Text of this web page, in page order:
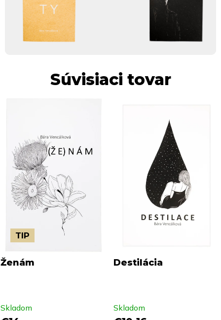
Súvisiaci tovar
TIP
Ženám
Skladom
Destilácia
Skladom